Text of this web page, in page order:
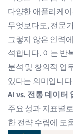
다양한 애플리케
무엇보다도, 전문
그렇지 않은 인력
석합니다. 이는 반
분석 및 창의적 업
있다는 의미입니다
AI vs. 전통 데이터
주요 성과 지표별
한 전략 수립에 도